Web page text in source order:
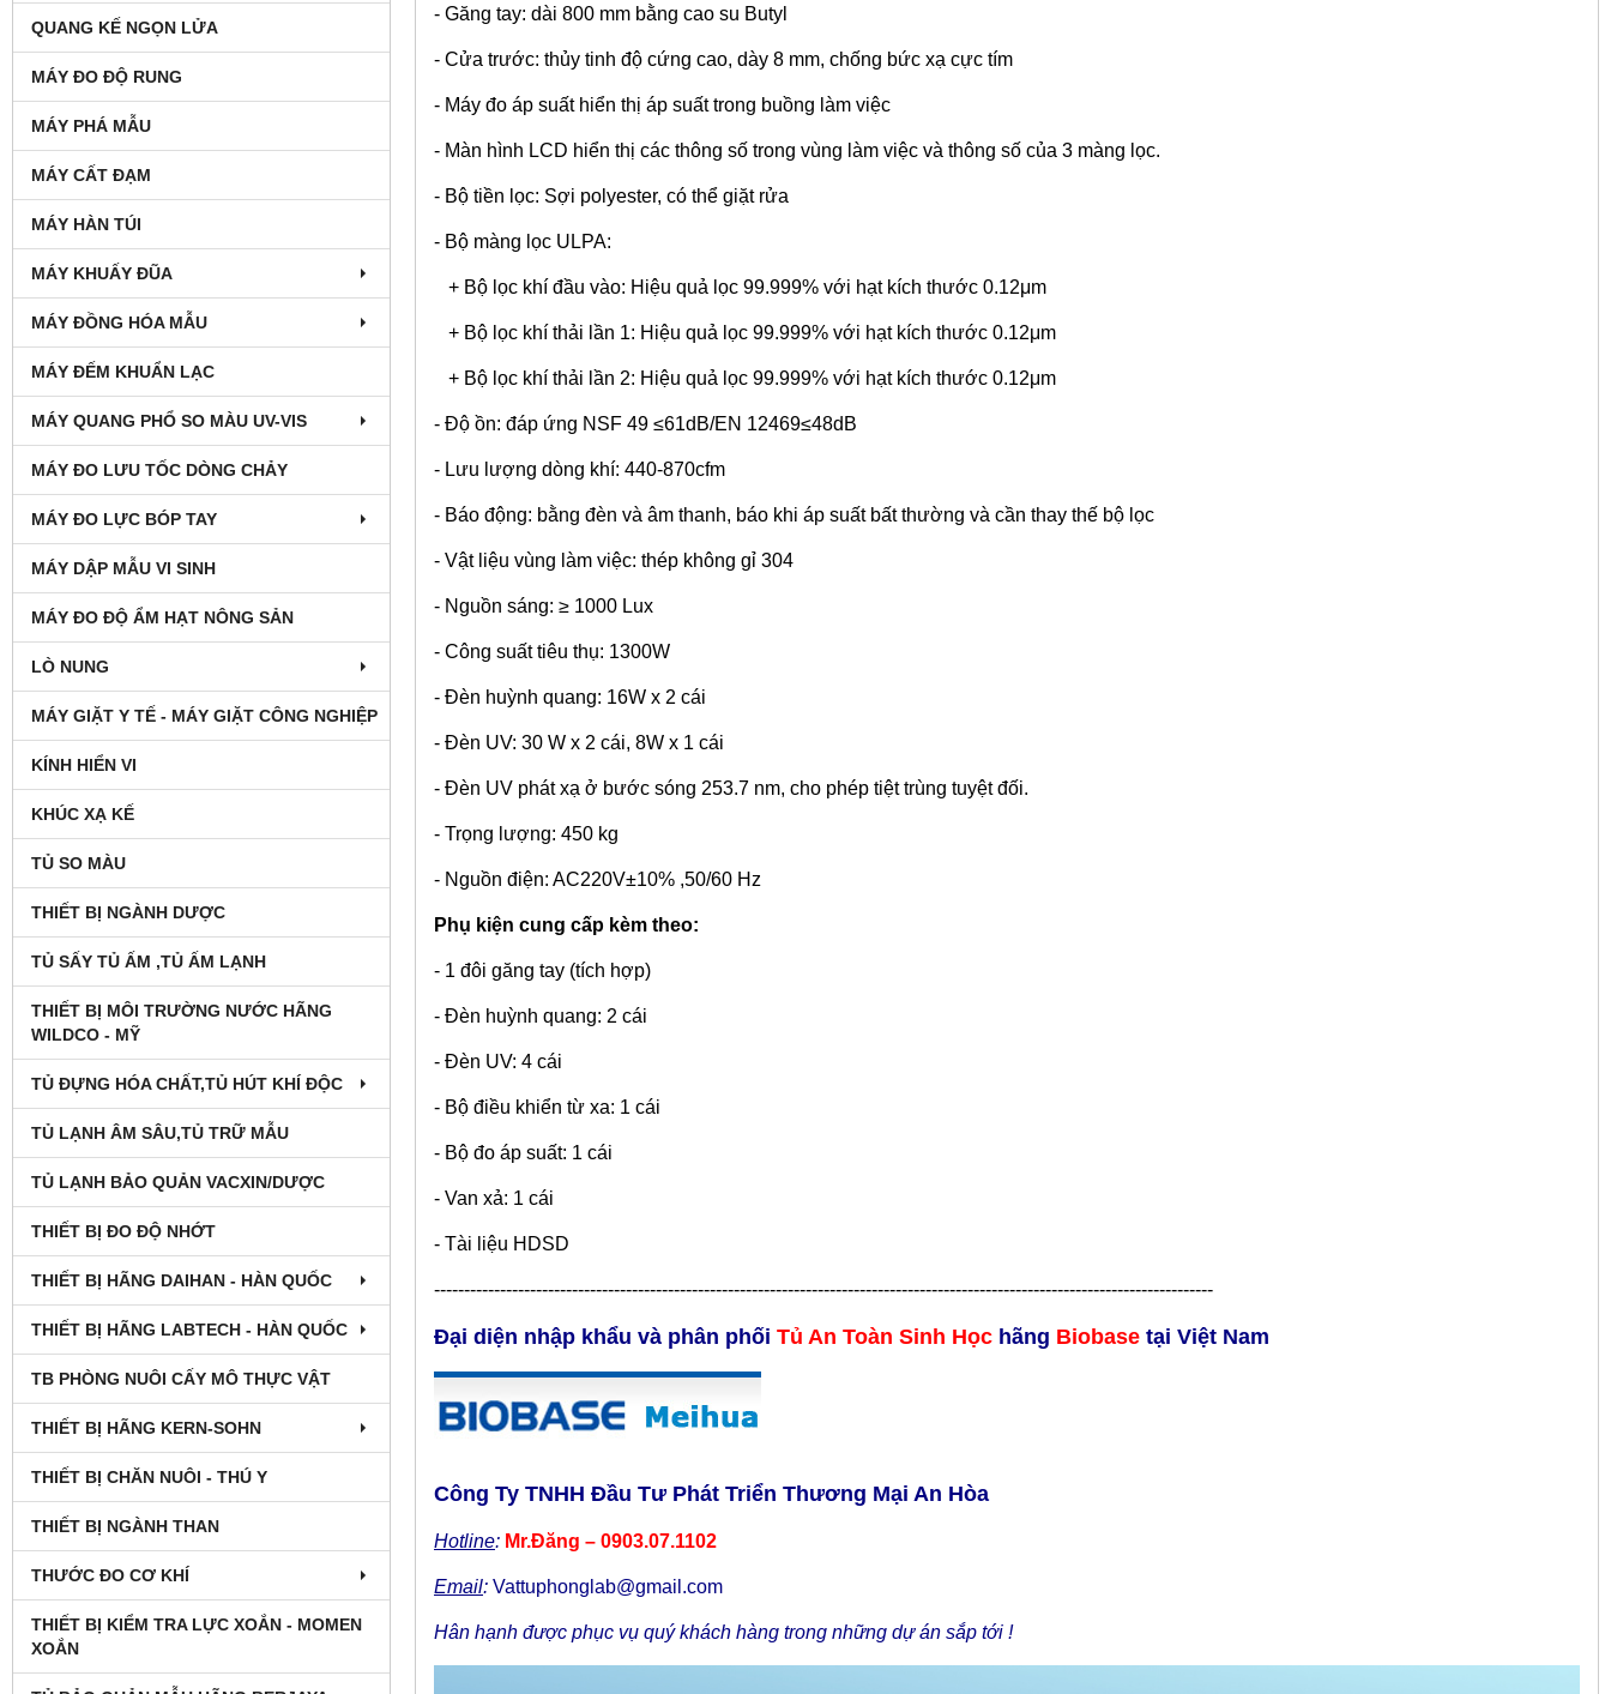
QUANG KẾ NGỌN LỬA
MÁY ĐO ĐỘ RUNG
MÁY PHÁ MẪU
MÁY CẤT ĐẠM
MÁY HÀN TÚI
MÁY KHUẤY ĐŨA
MÁY ĐỒNG HÓA MẪU
MÁY ĐẾM KHUẨN LẠC
MÁY QUANG PHỔ SO MÀU UV-VIS
MÁY ĐO LƯU TỐC DÒNG CHẢY
MÁY ĐO LỰC BÓP TAY
MÁY DẬP MẪU VI SINH
MÁY ĐO ĐỘ ẨM HẠT NÔNG SẢN
LÒ NUNG
MÁY GIẶT Y TẾ - MÁY GIẶT CÔNG NGHIỆP
KÍNH HIỂN VI
KHÚC XẠ KẾ
TỦ SO MÀU
THIẾT BỊ NGÀNH DƯỢC
TỦ SẤY TỦ ẤM ,TỦ ẤM LẠNH
THIẾT BỊ MÔI TRƯỜNG NƯỚC HÃNG
WILDCO - MỸ
TỦ ĐỰNG HÓA CHẤT,TỦ HÚT KHÍ ĐỘC
TỦ LẠNH ÂM SÂU,TỦ TRỮ MẪU
TỦ LẠNH BẢO QUẢN VACXIN/DƯỢC
THIẾT BỊ ĐO ĐỘ NHỚT
THIẾT BỊ HÃNG DAIHAN - HÀN QUỐC
THIẾT BỊ HÃNG LABTECH - HÀN QUỐC
TB PHÒNG NUÔI CẤY MÔ THỰC VẬT
THIẾT BỊ HÃNG KERN-SOHN
THIẾT BỊ CHĂN NUÔI - THÚ Y
THIẾT BỊ NGÀNH THAN
THƯỚC ĐO CƠ KHÍ
THIẾT BỊ KIỂM TRA LỰC XOẮN - MOMEN
XOẮN
- Găng tay: dài 800 mm bằng cao su Butyl
- Cửa trước: thủy tinh độ cứng cao, dày 8 mm, chống bức xạ cực tím
- Máy đo áp suất hiển thị áp suất trong buồng làm việc
- Màn hình LCD hiển thị các thông số trong vùng làm việc và thông số của 3 màng lọc.
- Bộ tiền lọc: Sợi polyester, có thể giặt rửa
- Bộ màng lọc ULPA:
+ Bộ lọc khí đầu vào: Hiệu quả lọc 99.999% với hạt kích thước 0.12μm
+ Bộ lọc khí thải lần 1: Hiệu quả lọc 99.999% với hạt kích thước 0.12μm
+ Bộ lọc khí thải lần 2: Hiệu quả lọc 99.999% với hạt kích thước 0.12μm
- Độ ồn: đáp ứng NSF 49 ≤61dB/EN 12469≤48dB
- Lưu lượng dòng khí: 440-870cfm
- Báo động: bằng đèn và âm thanh, báo khi áp suất bất thường và cần thay thế bộ lọc
- Vật liệu vùng làm việc: thép không gỉ 304
- Nguồn sáng: ≥ 1000 Lux
- Công suất tiêu thụ: 1300W
- Đèn huỳnh quang: 16W x 2 cái
- Đèn UV: 30 W x 2 cái, 8W x 1 cái
- Đèn UV phát xạ ở bước sóng 253.7 nm, cho phép tiệt trùng tuyệt đối.
- Trọng lượng: 450 kg
- Nguồn điện: AC220V±10% ,50/60 Hz
Phụ kiện cung cấp kèm theo:
- 1 đôi găng tay (tích hợp)
- Đèn huỳnh quang: 2 cái
- Đèn UV: 4 cái
- Bộ điều khiển từ xa: 1 cái
- Bộ đo áp suất: 1 cái
- Van xả: 1 cái
- Tài liệu HDSD
----------------------------------------------------------------------------------------------------------------------------------
Đại diện nhập khẩu và phân phối Tủ An Toàn Sinh Học hãng Biobase tại Việt Nam
Công Ty TNHH Đầu Tư Phát Triển Thương Mại An Hòa
Hotline: Mr.Đăng – 0903.07.1102
Email: Vattuphonglab@gmail.com
Hân hạnh được phục vụ quý khách hàng trong những dự án sắp tới !